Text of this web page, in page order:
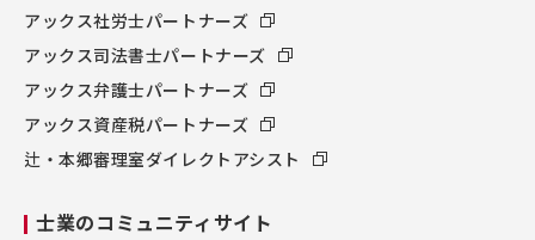
アックス社労士パートナーズ
アックス司法書士パートナーズ
アックス弁護士パートナーズ
アックス資産税パートナーズ
辻・本郷審理室ダイレクトアシスト
士業のコミュニティサイト